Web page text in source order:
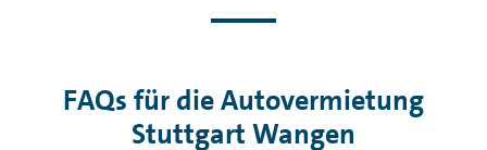
FAQs für die Autovermietung
Stuttgart Wangen